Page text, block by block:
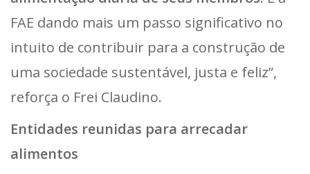
FAE dando mais um passo significativo no
intuito de contribuir para a construção de
uma sociedade sustentável, justa e feliz”,
reforça o Frei Claudino.
Entidades reunidas para arrecadar
alimentos